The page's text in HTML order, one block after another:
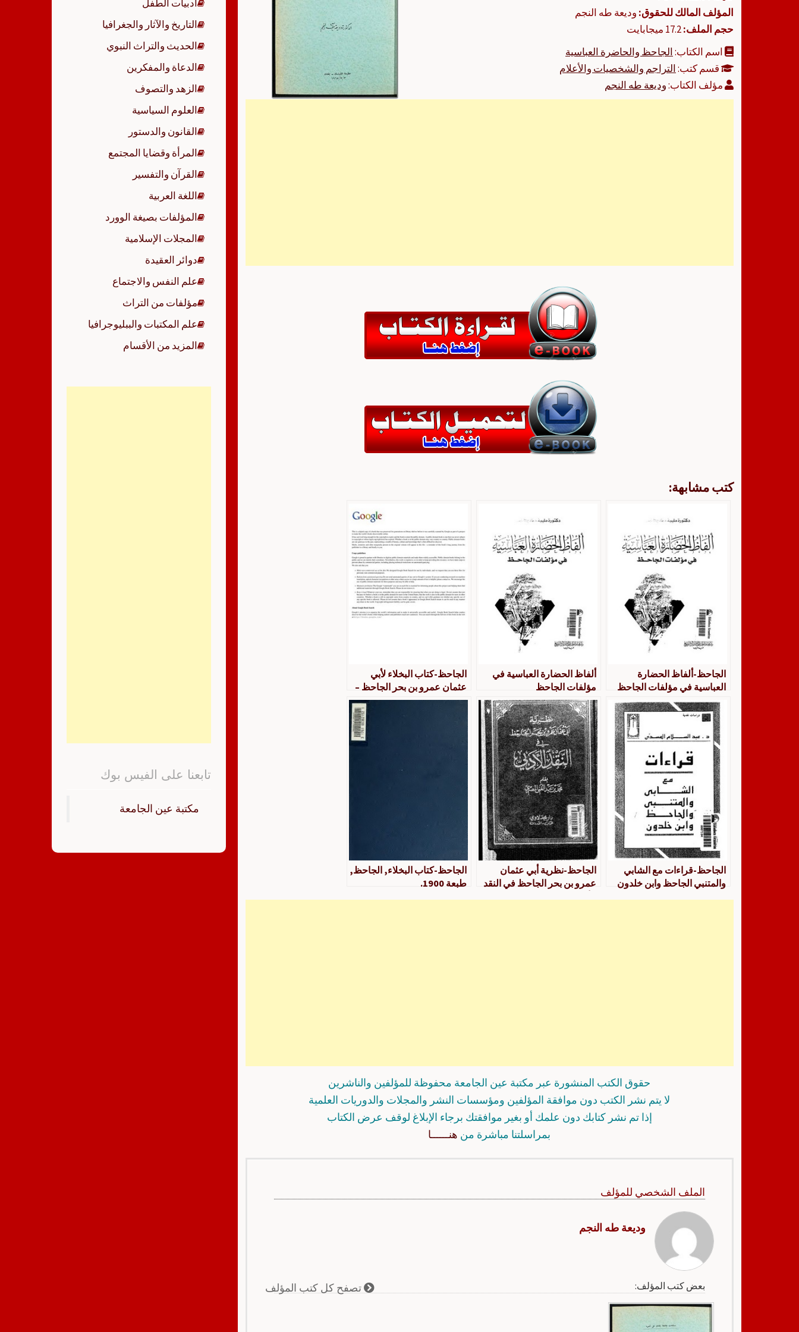
المؤلف المالك للحقوق: وديعة طه النجم
حجم الملف:
اسم الكتاب:الجاحظ والحاضرة العباسية
قسم كتب:التراجم والشخصيات والأعلام
مؤلف الكتاب:وديعة طه النجم
كتب مشابهة:
الجاحظ-ألفاظ الحضارة
العباسية في مؤلفات الجاحظ
ألفاظ الحضارة العباسية في
مؤلفات الجاحظ
الجاحظ-كتاب البخلاء لأبي
عثمان عمرو بن بحر الجاحظ –
قوقل
الجاحظ-قراءات مع الشابي
والمتنبي الجاحظ وابن خلدون
الجاحظ-نظرية أبي عثمان
عمرو بن بحر الجاحظ في النقد
الجاحظ-كتاب البخلاء, الجاحظ,
طبعة 1900.
حقوق الكتب المنشورة عبر مكتبة عين الجامعة محفوظة للمؤلفين والناشرين
لا يتم نشر الكتب دون موافقة المؤلفين ومؤسسات النشر والمجلات والدوريات العلمية
إذا تم نشر كتابك دون علمك أو بغير موافقتك برجاء الإبلاغ لوقف عرض الكتاب
بمراسلتنا مباشرة من هنــــــا
الملف الشخصي للمؤلف
وديعة طه النجم
بعض كتب المؤلف: تصفح كل كتب المؤلف
أدبيات الطفل
التاريخ والآثار والجغرافيا
الحديث والتراث النبوي
الدعاة والمفكرين
الزهد والتصوف
العلوم السياسية
القانون والدستور
المرأة وقضايا المجتمع
القرآن والتفسير
اللغة العربية
المؤلفات بصيغة الوورد
المجلات الإسلامية
دوائر العقيدة
علم النفس والاجتماع
مؤلفات من التراث
علم المكتبات والببليوجرافيا
المزيد من الأقسام
تابعنا على الفيس بوك
‏مكتبة عين الجامعة‏